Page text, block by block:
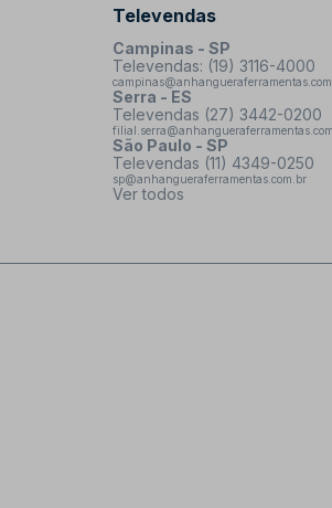
Televendas
Campinas - SP
Televendas: (19) 3116-4000
Serra - ES
Televendas (27) 3442-0200
São Paulo - SP
Televendas (11) 4349-0250
sp@anhangueraferramentas.com.br
Ver todos